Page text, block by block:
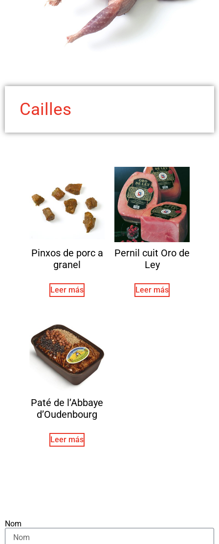
Cailles
Pinxos de porc a
granel
Leer más
Pernil cuit Oro de
Ley
Leer más
Paté de l’Abbaye
d’Oudenbourg
Leer más
Nom